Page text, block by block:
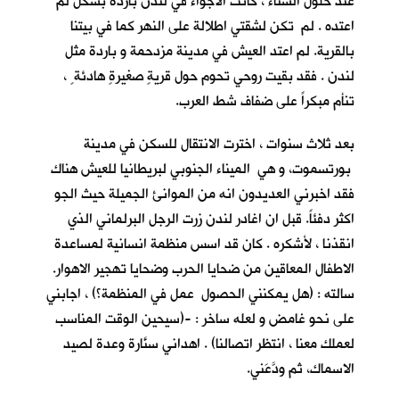
اعتده . لم تكن لشقتي اطلالة على النهر كما في بيتنا
بالقرية. لم اعتد العيش في مدينة مزدحمة و باردة مثل
لندن . فقد بقيت روحي تحوم حول قريةٍ صغيرةٍ هادئة ٍ ،
تنأم مبكراً على ضفاف شط العرب.
بعد ثلاث سنوات ، اخترت الانتقال للسكن في مدينة
بورتسموت، و هي الميناء الجنوبي لبريطانيا للعيش هناك
فقد اخبرني العديدون انه من الموانئ الجميلة حيث الجو
اكثر دفئاً. قبل ان اغادر لندن زرت الرجل البرلماني الذي
انقذنا ، لأشكره . كان قد اسس منظمة انسانية لمساعدة
الاطفال المعاقين من ضحايا الحرب وضحايا تهجير الاهوار.
سالته : (هل يمكنني الحصول عمل في المنظمة؟) ، اجابني
على نحو غامض و لعله ساخر : -(سيحين الوقت المناسب
لعملك معنا ، انتظر اتصالنا) . اهداني سنَّارة وعدة لصيد
الاسماك، ثم ودَّعَني.